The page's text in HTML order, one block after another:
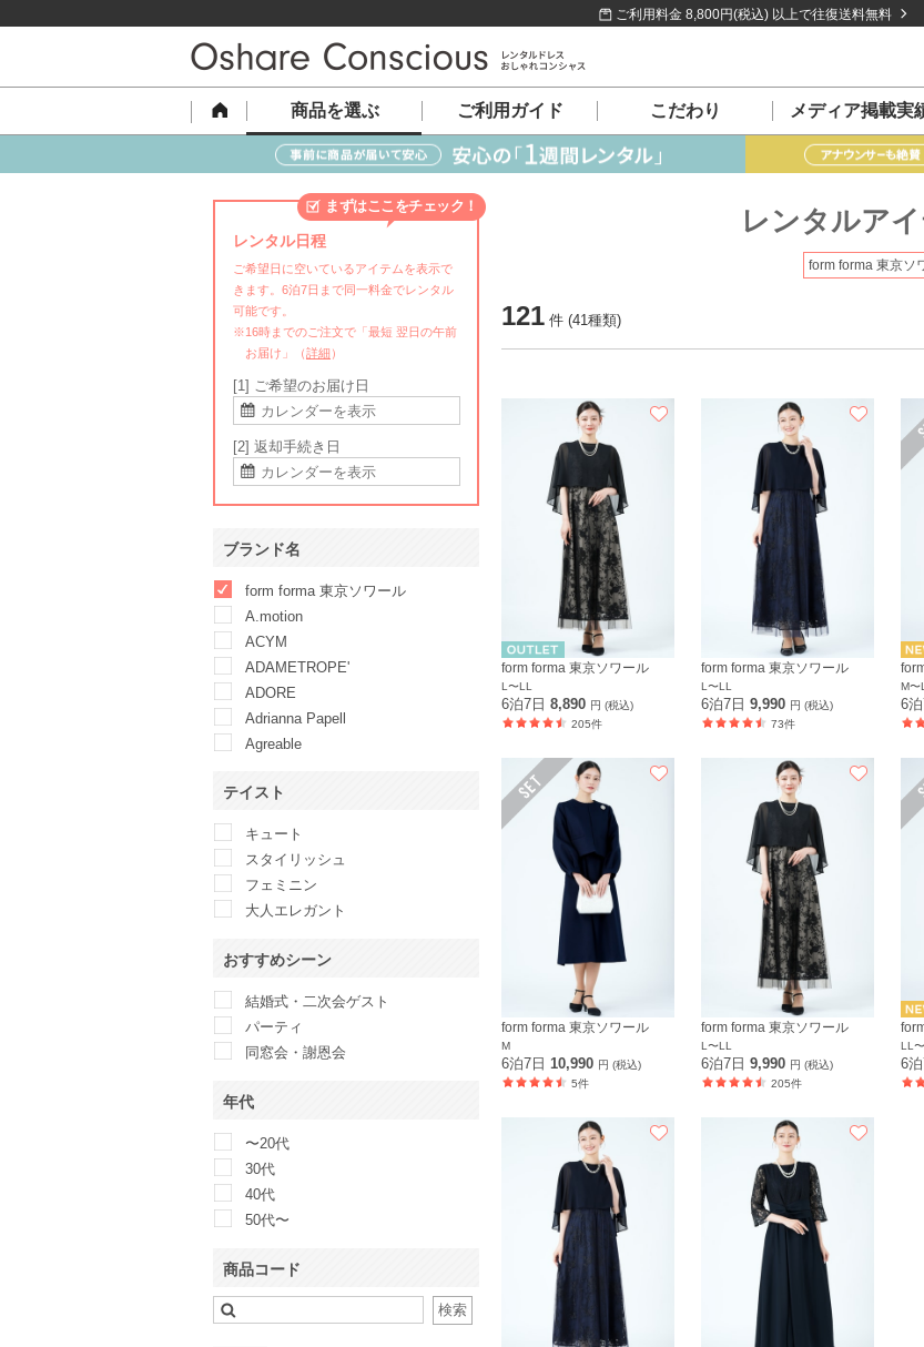
ご利用料金 8,800円(税込) 以上で往復送料無料
商品を選ぶ ご利用ガイド こだわり メディア掲載実
レンタルア
form forma 東京ソ
121 件 (41種類)
form forma 東京ソワール
L〜LL
6泊7日 8,890 円 (税込)
205件
form forma 東京ソワール
L〜LL
6泊7日 9,990 円 (税込)
73件
M〜L
6泊
form forma 東京ソワール
M
6泊7日 10,990 円 (税込)
5件
form forma 東京ソワール
L〜LL
6泊7日 9,990 円 (税込)
205件
LL
6泊
まずはここをチェック！
レンタル日程
ご希望日に空いているアイテムを表示で
きます。6泊7日まで同一料金でレンタル
可能です。
※16時までのご注文で「最短 翌日の午前
お届け」（詳細 ）
[1] ご希望のお届け日
[2] 返却手続き日
ブランド名
form forma 東京ソワール
A.motion
ACYM
ADAMETROPE'
ADORE
Adrianna Papell
Agreable
AMAIL
Ameri VINTAGE
anatelier
And Couture
Another Edition
anuans
anySiS
Apploberry 東京ソワール
aquagirl
ASHILL
atlo
Attirantore
Aylesbury
BANANA REPUBLIC
テイスト
キュート
スタイリッシュ
フェミニン
大人エレガント
おすすめシーン
結婚式・二次会ゲスト
パーティ
同窓会・謝恩会
年代
〜20代
30代
40代
50代〜
商品コード
検索